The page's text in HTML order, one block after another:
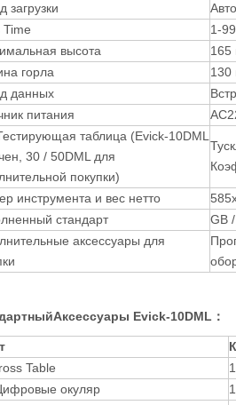
загрузки
1-
высота
165
горла
130
данных
питания
таблица (Evick-10DML
30 / 50DML для
покупки)
инструмента и вес нетто
стандарт
GB
аксессуары для
Аксессуары Evick-10DML ：
Table
1
окуляр
1